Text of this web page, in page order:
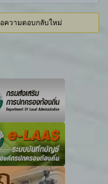
อความตอบกลับใหม่